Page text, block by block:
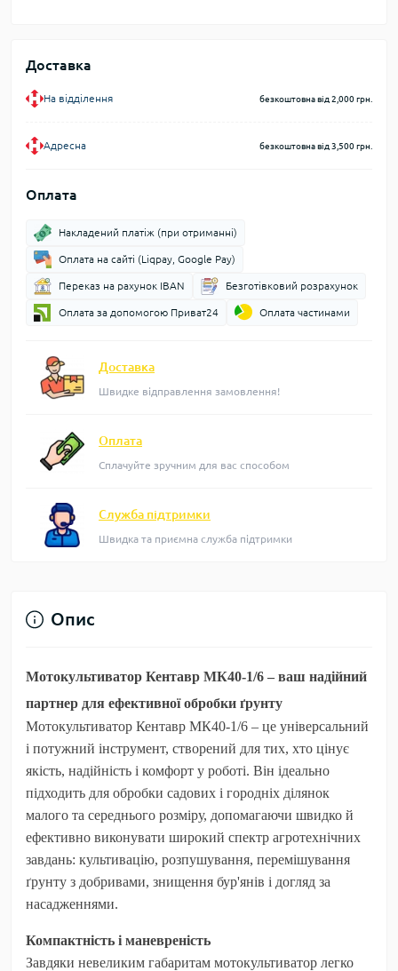
Доставка
На відділення безкоштовна від 2,000 грн.
Адресна безкоштовна від 3,500 грн.
Оплата
Накладений платіж (при отриманні)
Оплата на сайті (Liqpay, Google Pay)
Переказ на рахунок IBAN Безготівковий розрахунок
Оплата за допомогою Приват24 Оплата частинами
Доставка
Швидке відправлення замовлення!
Оплата
Сплачуйте зручним для вас способом
Служба підтримки
Швидка та приємна служба підтримки
Опис
Мотокультиватор Кентавр МК40-1/6 – ваш надійний
партнер для ефективної обробки ґрунту
Мотокультиватор Кентавр МК40-1/6 – це універсальний
і потужний інструмент, створений для тих, хто цінує
якість, надійність і комфорт у роботі. Він ідеально
підходить для обробки садових і городніх ділянок
малого та середнього розміру, допомагаючи швидко й
ефективно виконувати широкий спектр агротехнічних
завдань: культивацію, розпушування, перемішування
ґрунту з добривами, знищення бур'янів і догляд за
насадженнями.
Компактність і маневреність
Завдяки невеликим габаритам мотокультиватор легко